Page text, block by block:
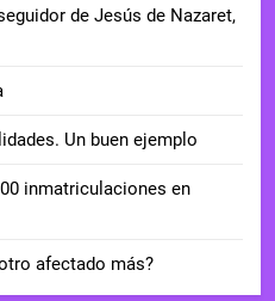
de Jesús de Nazaret,
Un buen ejemplo
inmatriculaciones en
afectado más?